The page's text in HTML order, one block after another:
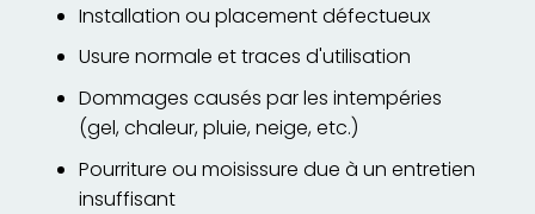
Installation ou placement défectueux
Usure normale et traces d'utilisation
Dommages causés par les intempéries
(gel, chaleur, pluie, neige, etc.)
Pourriture ou moisissure due à un entretien
insuffisant